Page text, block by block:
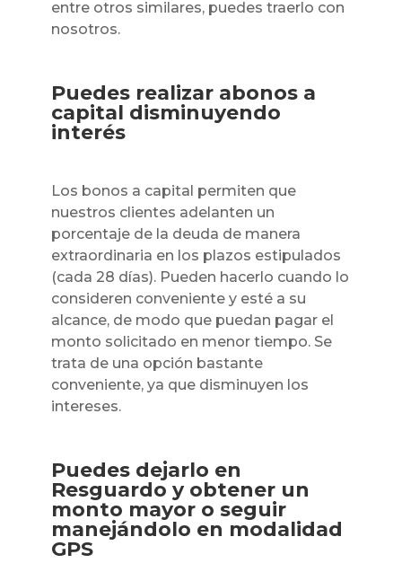
entre otros similares, puedes traerlo con
nosotros.
Puedes realizar abonos a
capital disminuyendo
interés
Los bonos a capital permiten que
nuestros clientes adelanten un
porcentaje de la deuda de manera
extraordinaria en los plazos estipulados
(cada 28 días). Pueden hacerlo cuando lo
consideren conveniente y esté a su
alcance, de modo que puedan pagar el
monto solicitado en menor tiempo. Se
trata de una opción bastante
conveniente, ya que disminuyen los
intereses.
Puedes dejarlo en
Resguardo y obtener un
monto mayor o seguir
manejándolo en modalidad
GPS